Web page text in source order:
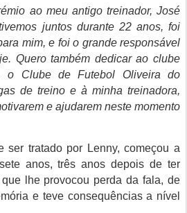
ao meu antigo treinador, José
juntos durante 22 anos, foi
mim, e foi o grande responsável
Quero também dedicar ao clube
o Clube de Futebol Oliveira do
de treino e à minha treinadora,
e ajudarem neste momento
ser tratado por Lenny, começou a
anos, três anos depois de ter
lhe provocou perda da fala, de
e teve consequências a nível